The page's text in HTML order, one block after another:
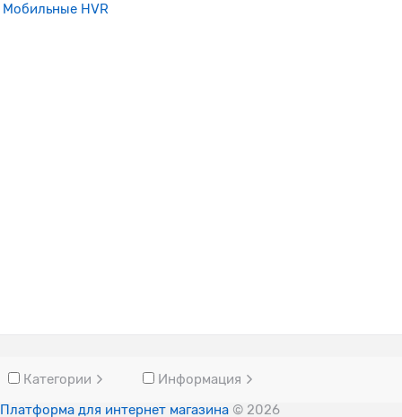
Мобильные HVR
Категории Информация
Платформа для интернет магазина © 2026